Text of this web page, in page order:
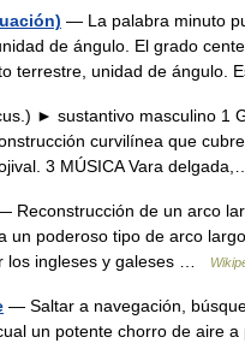
— La palabra minuto
de ángulo. El grado
terrestre, unidad de
► sustantivo masculino 1
curvilínea que
3 MÚSICA Vara
Reconstrucción de un arco
un poderoso tipo de arco
los ingleses y galeses …
— Saltar a navegación,
un potente chorro de aire